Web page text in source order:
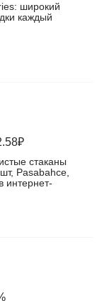
широкий
каждый
стаканы
Pasabahce,
интернет-